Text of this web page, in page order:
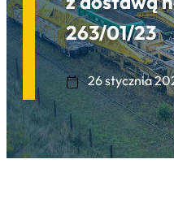
263/01/23
26 stycznia